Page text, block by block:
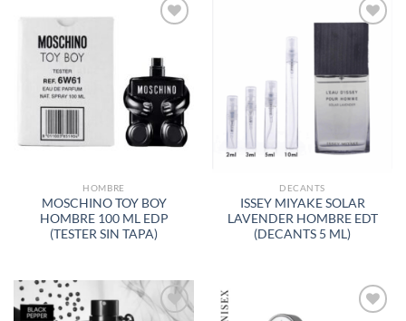
A LA
LISTA
DE
DESEOS
HOMBRE
MOSCHINO TOY BOY
HOMBRE 100 ML EDP
(TESTER SIN TAPA)
AÑADIR
DE
DESEOS
DECANTS
ISSEY MIYAKE SOLAR
LAVENDER HOMBRE EDT
(DECANTS 5 ML)